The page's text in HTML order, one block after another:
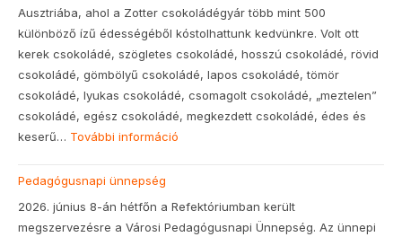
Ausztriába, ahol a Zotter csokoládégyár több mint 500
különböző ízű édességéből kóstolhattunk kedvünkre. Volt ott
kerek csokoládé, szögletes csokoládé, hosszú csokoládé, rövid
csokoládé, gömbölyű csokoládé, lapos csokoládé, tömör
csokoládé, lyukas csokoládé, csomagolt csokoládé, „meztelen”
csokoládé, egész csokoládé, megkezdett csokoládé, édes és
keserű… További információ
Pedagógusnapi ünnepség
2026. június 8-án hétfőn a Refektóriumban került
megszervezésre a Városi Pedagógusnapi Ünnepség. Az ünnepi